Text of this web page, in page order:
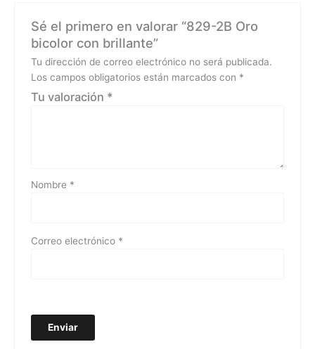
Sé el primero en valorar “829-2B Oro
bicolor con brillante”
Tu dirección de correo electrónico no será publicada.
Los campos obligatorios están marcados con *
Tu valoración *
Nombre *
Correo electrónico *